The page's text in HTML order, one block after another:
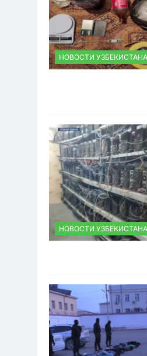
НОВОСТИ УЗБЕКИСТАНА
НОВОСТИ УЗБЕКИСТАНА